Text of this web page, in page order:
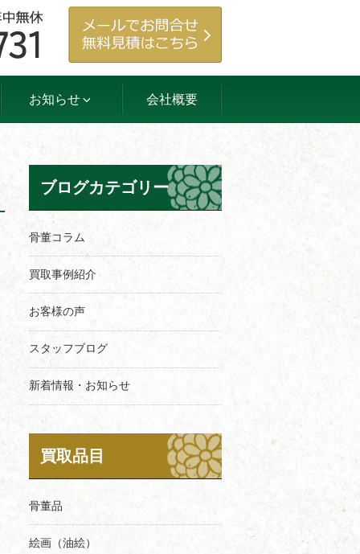
お知らせ 会社概要
ブログカテゴリー
骨董コラム
買取事例紹介
お客様の声
スタッフブログ
新着情報・お知らせ
買取品目
骨董品
絵画（油絵）